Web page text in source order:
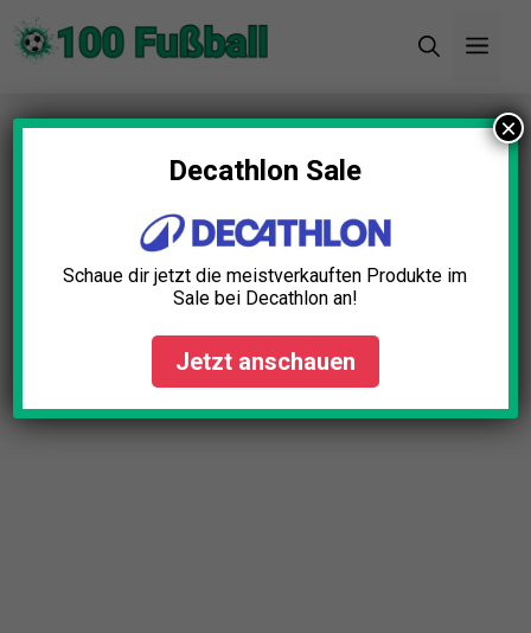
Zum
Inhalt
Startseite»Blog»Fußball Trikot Tschechien Test:
Die 11 besten (Bestenliste)
Decathlon Sale
Schaue dir jetzt die meistverkauften Produkte im
Sale bei Decathlon an!
Jetzt anschauen
×